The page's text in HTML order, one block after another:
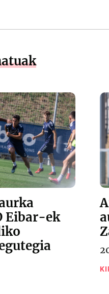
Eibar-ek